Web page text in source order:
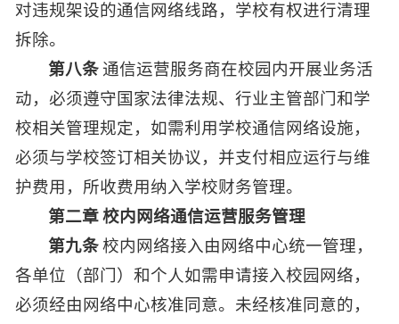
对违规架设的通信网络线路，学校有权进行清理
拆除。
第八条 通信运营服务商在校园内开展业务活
动，必须遵守国家法律法规、行业主管部门和学
校相关管理规定，如需利用学校通信网络设施，
必须与学校签订相关协议，并支付相应运行与维
护费用，所收费用纳入学校财务管理。
第二章 校内网络通信运营服务管理
第九条 校内网络接入由网络中心统一管理，
各单位（部门）和个人如需申请接入校园网络，
必须经由网络中心核准同意。未经核准同意的，